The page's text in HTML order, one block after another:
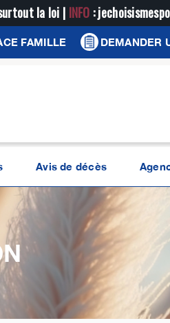
la loi | INFO :
FAMILLE DEMANDER
Avis de décès